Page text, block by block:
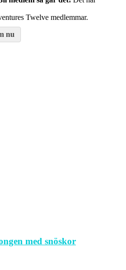
Twelve medlemmar.
nu
med snöskor